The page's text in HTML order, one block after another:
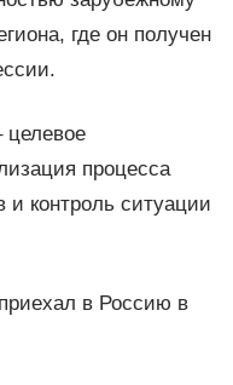
где он получен
целевое
процесса
и контроль ситуации
в Россию в